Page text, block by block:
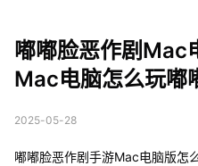
嘟嘟脸恶作剧Mac
Mac电脑怎么玩嘟
2025-05-28
嘟嘟脸恶作剧手游Mac电脑版怎